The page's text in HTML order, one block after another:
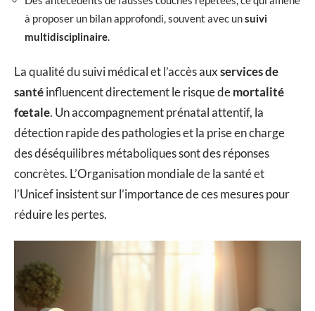
à proposer un bilan approfondi, souvent avec unsuivi
multidisciplinaire.
La qualité du suivi médical et l’accès auxservices de
santéinfluencent directement le risque demortalité
fœtale. Un accompagnement prénatal attentif, la
détection rapide des pathologies et la prise en charge
des déséquilibres métaboliques sont des réponses
concrètes. L’Organisation mondiale de la santé et
l’Unicef insistent sur l’importance de ces mesures pour
réduire les pertes.